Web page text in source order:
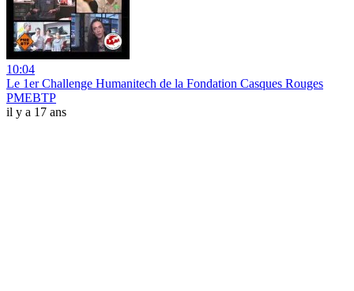
10:04
Le 1er Challenge Humanitech de la Fondation Casques Rouges
PMEBTP
il y a 17 ans